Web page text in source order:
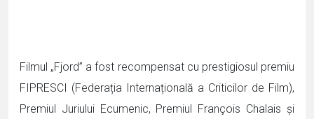
Filmul „Fjord” a fost recompensat cu prestigiosul premiu
FIPRESCI (Federația Internațională a Criticilor de Film),
Premiul Juriului Ecumenic, Premiul François Chalais și